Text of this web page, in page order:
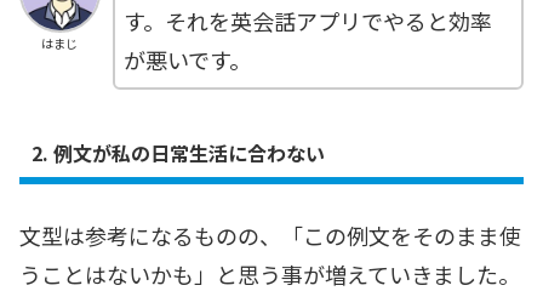
はまじ
す。それを英会話アプリでやると効率
が悪いです。
2. 例文が私の日常生活に合わない
文型は参考になるものの、「この例文をそのまま使
うことはないかも」と思う事が増えていきました。